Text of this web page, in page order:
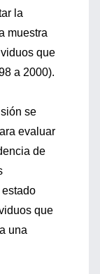
la
muestra
que
a 2000).
se
evaluar
de
que
una